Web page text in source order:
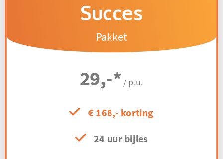
Succes
Pakket
29,-* / p.u.
€ 168,- korting
24 uur bijles